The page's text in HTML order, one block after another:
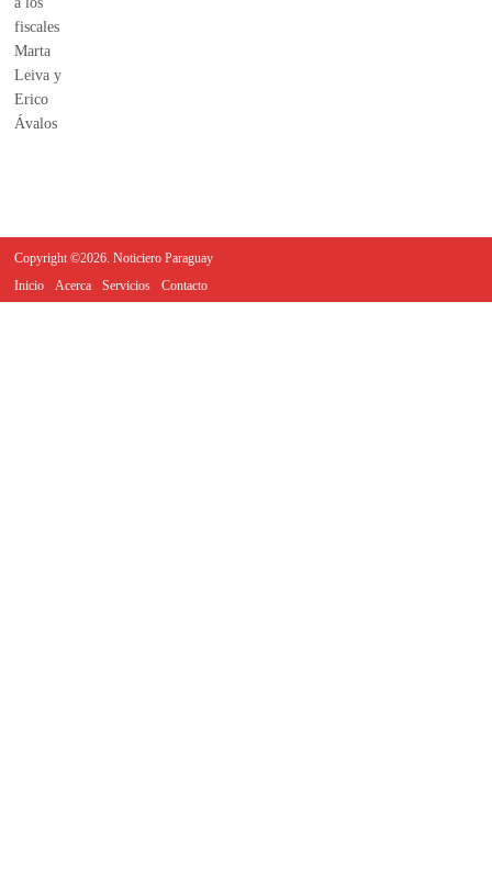
Copyright ©2026. Noticiero Paraguay
Inicio
Acerca Servicios Contacto